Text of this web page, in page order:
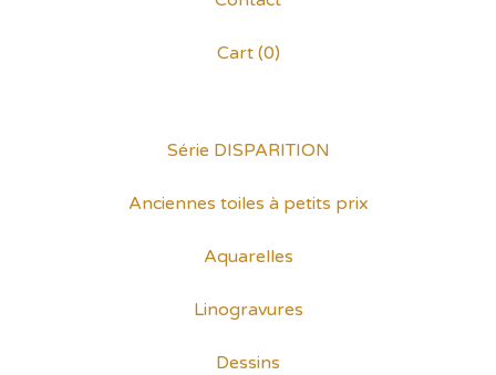
Cart (0)
Série DISPARITION
Anciennes toiles à petits prix
Aquarelles
Linogravures
Dessins